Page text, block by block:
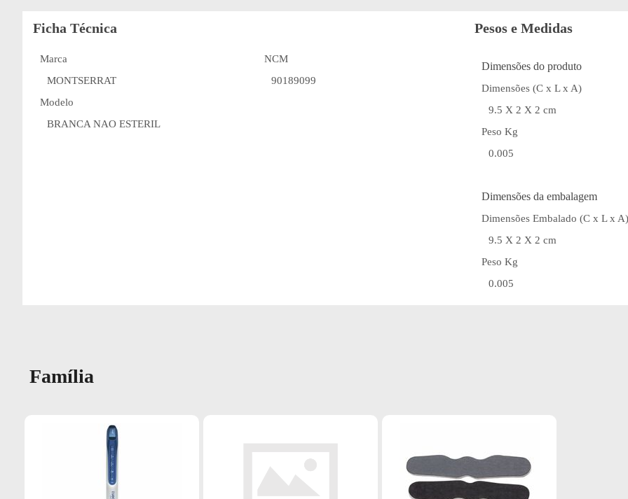
Ficha Técnica
Marca
MONTSERRAT
Modelo
BRANCA NAO ESTERIL
NCM
90189099
Pesos e Medidas
Dimensões do produto
Dimensões (C x L x A)
9.5 X 2 X 2 cm
Peso Kg
0.005
Dimensões da embalagem
Dimensões Embalado (C x L x A)
9.5 X 2 X 2 cm
Peso Kg
0.005
Família